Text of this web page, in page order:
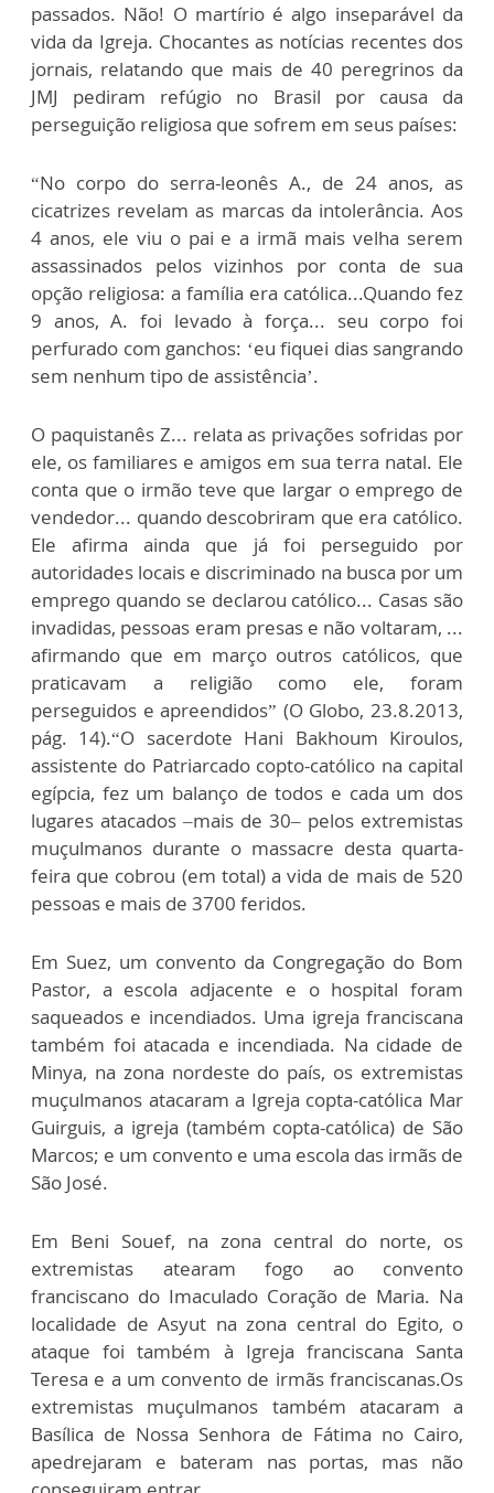
passados. Não! O martírio é algo inseparável da
vida da Igreja. Chocantes as notícias recentes dos
jornais, relatando que mais de 40 peregrinos da
JMJ pediram refúgio no Brasil por causa da
perseguição religiosa que sofrem em seus países:
“No corpo do serra-leonês A., de 24 anos, as
cicatrizes revelam as marcas da intolerância. Aos
4 anos, ele viu o pai e a irmã mais velha serem
assassinados pelos vizinhos por conta de sua
opção religiosa: a família era católica...Quando fez
9 anos, A. foi levado à força... seu corpo foi
perfurado com ganchos: ‘eu fiquei dias sangrando
sem nenhum tipo de assistência’.
O paquistanês Z... relata as privações sofridas por
ele, os familiares e amigos em sua terra natal. Ele
conta que o irmão teve que largar o emprego de
vendedor... quando descobriram que era católico.
Ele afirma ainda que já foi perseguido por
autoridades locais e discriminado na busca por um
emprego quando se declarou católico... Casas são
invadidas, pessoas eram presas e não voltaram, ...
afirmando que em março outros católicos, que
praticavam a religião como ele, foram
perseguidos e apreendidos” (O Globo, 23.8.2013,
pág. 14).“O sacerdote Hani Bakhoum Kiroulos,
assistente do Patriarcado copto-católico na capital
egípcia, fez um balanço de todos e cada um dos
lugares atacados –mais de 30– pelos extremistas
muçulmanos durante o massacre desta quarta-
feira que cobrou (em total) a vida de mais de 520
pessoas e mais de 3700 feridos.
Em Suez, um convento da Congregação do Bom
Pastor, a escola adjacente e o hospital foram
saqueados e incendiados. Uma igreja franciscana
também foi atacada e incendiada. Na cidade de
Minya, na zona nordeste do país, os extremistas
muçulmanos atacaram a Igreja copta-católica Mar
Guirguis, a igreja (também copta-católica) de São
Marcos; e um convento e uma escola das irmãs de
São José.
Em Beni Souef, na zona central do norte, os
extremistas atearam fogo ao convento
franciscano do Imaculado Coração de Maria. Na
localidade de Asyut na zona central do Egito, o
ataque foi também à Igreja franciscana Santa
Teresa e a um convento de irmãs franciscanas.Os
extremistas muçulmanos também atacaram a
Basílica de Nossa Senhora de Fátima no Cairo,
apedrejaram e bateram nas portas, mas não